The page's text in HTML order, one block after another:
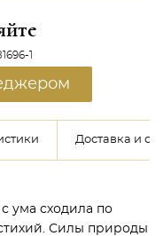
1
Доставка и
ума сходила по
Силы природы